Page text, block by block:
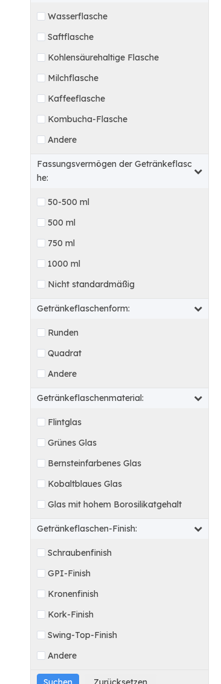
Wasserflasche
Saftflasche
Kohlensäurehaltige Flasche
Milchflasche
Kaffeeflasche
Kombucha-Flasche
Andere
Fassungsvermögen der Getränkeflasc
he:
50-500 ml
500 ml
750 ml
1000 ml
Nicht standardmäßig
Getränkeflaschenform:
Runden
Quadrat
Andere
Getränkeflaschenmaterial:
Flintglas
Grünes Glas
Bernsteinfarbenes Glas
Kobaltblaues Glas
Glas mit hohem Borosilikatgehalt
Getränkeflaschen-Finish:
Schraubenfinish
GPI-Finish
Kronenfinish
Kork-Finish
Swing-Top-Finish
Andere